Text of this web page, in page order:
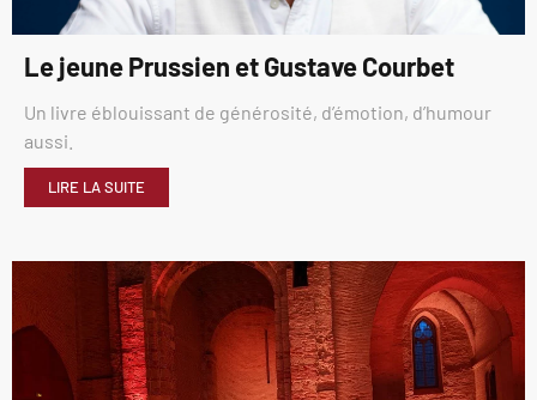
Le jeune Prussien et Gustave Courbet
Un livre éblouissant de générosité, d’émotion, d’humour
aussi.
LIRE LA SUITE